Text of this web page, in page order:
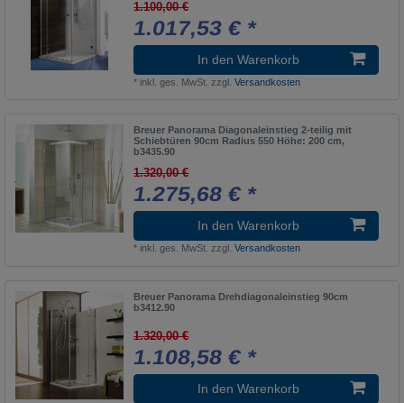
1.100,00 €
1.017,53 € *
In den Warenkorb
* inkl. ges. MwSt. zzgl.Versandkosten
Breuer Panorama Diagonaleinstieg 2-teilig mit
Schiebtüren 90cm Radius 550 Höhe: 200 cm,
b3435.90
1.320,00 €
1.275,68 € *
In den Warenkorb
* inkl. ges. MwSt. zzgl.Versandkosten
Breuer Panorama Drehdiagonaleinstieg 90cm
b3412.90
1.320,00 €
1.108,58 € *
In den Warenkorb